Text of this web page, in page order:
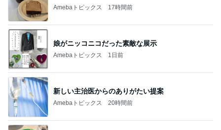
Amebaトピックス 17時間前
娘がニッコニコだった素敵な展示
Amebaトピックス 1日前
新しい主治医からのありがたい提案
Amebaトピックス 20時間前